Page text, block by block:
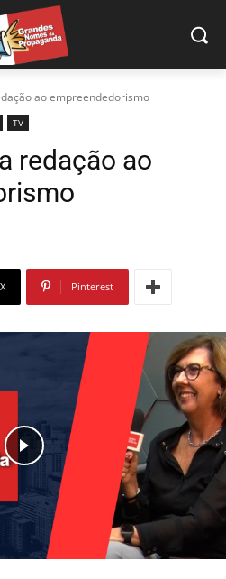
ao empreendedorismo
TV
redação ao
X Pinterest